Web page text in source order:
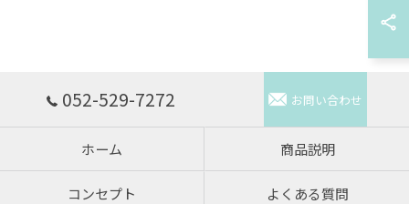
052-529-7272 お問い合わせ
ホーム 商品説明
コンセプト よくある質問